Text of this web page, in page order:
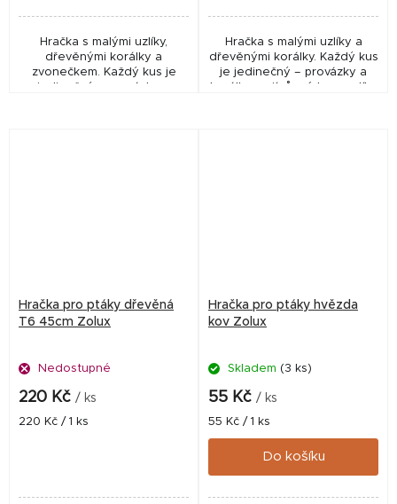
Hračka s malými uzlíky,
dřevěnými korálky a
zvonečkem. Každý kus je
Hračka s malými uzlíky a
dřevěnými korálky. Každý kus
je jedinečný – provázky a
Hračka pro ptáky dřevěná
T6 45cm Zolux
Nedostupné
220 Kč / ks
Měrná
220 Kč / 1 ks
Hračka pro ptáky hvězda
kov Zolux
Skladem (3 ks)
55 Kč / ks
Měrná
cena:
55 Kč / 1 ks
Do košíku